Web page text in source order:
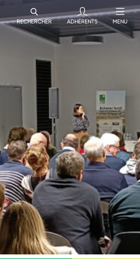
RECHERCHER ADHÉRENTS MENU